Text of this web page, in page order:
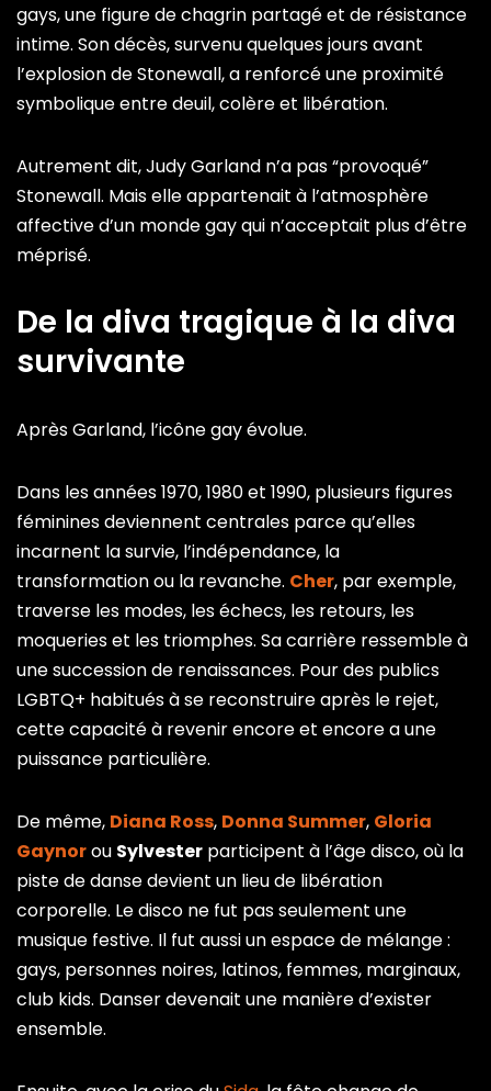
gays, une figure de chagrin partagé et de résistance
intime. Son décès, survenu quelques jours avant
l’explosion de Stonewall, a renforcé une proximité
symbolique entre deuil, colère et libération.
Autrement dit, Judy Garland n’a pas “provoqué”
Stonewall. Mais elle appartenait à l’atmosphère
affective d’un monde gay qui n’acceptait plus d’être
méprisé.
De la diva tragique à la diva
survivante
Après Garland, l’icône gay évolue.
Dans les années 1970, 1980 et 1990, plusieurs figures
féminines deviennent centrales parce qu’elles
incarnent la survie, l’indépendance, la
transformation ou la revanche. Cher, par exemple,
traverse les modes, les échecs, les retours, les
moqueries et les triomphes. Sa carrière ressemble à
une succession de renaissances. Pour des publics
LGBTQ+ habitués à se reconstruire après le rejet,
cette capacité à revenir encore et encore a une
puissance particulière.
De même, Diana Ross, Donna Summer, Gloria
Gaynorou Sylvester participent à l’âge disco, où la
piste de danse devient un lieu de libération
corporelle. Le disco ne fut pas seulement une
musique festive. Il fut aussi un espace de mélange :
gays, personnes noires, latinos, femmes, marginaux,
club kids. Danser devenait une manière d’exister
ensemble.